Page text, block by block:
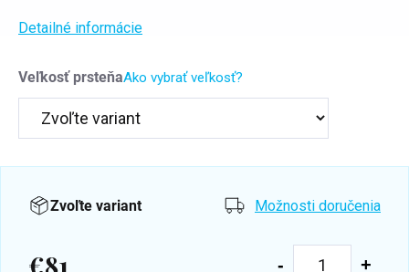
Veľkosť prsteňaAko vybrať veľkosť?
Detailné informácie
Zvoľte variant Možnosti doručenia